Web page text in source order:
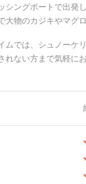
シングボートで出発
物のカジキやマグ
では、シュノーケ
ない方まで気軽に